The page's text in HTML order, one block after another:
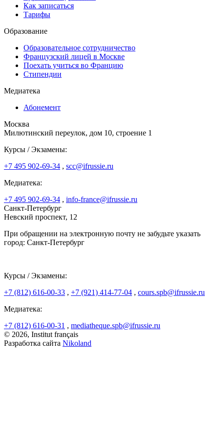
Как записаться
Тарифы
Образование
Образовательное сотрудничество
Французский лицей в Москве
Поехать учиться во Францию
Стипендии
Медиатека
Абонемент
Москва
Милютинский переулок, дом 10, строение 1
Курсы / Экзамены:
+7 495 902-69-34 , scc@ifrussie.ru
Медиатека:
+7 495 902-69-34 , info-france@ifrussie.ru
Санкт-Петербург
Невский проспект, 12
При обращении на электронную почту не забудьте указать
город: Санкт-Петербург
Курсы / Экзамены:
+7 (812) 616-00-33 , +7 (921) 414-77-04 , cours.spb@ifrussie.ru
Медиатека:
+7 (812) 616-00-31 , mediatheque.spb@ifrussie.ru
© 2026, Institut français
Разработка сайта Nikoland